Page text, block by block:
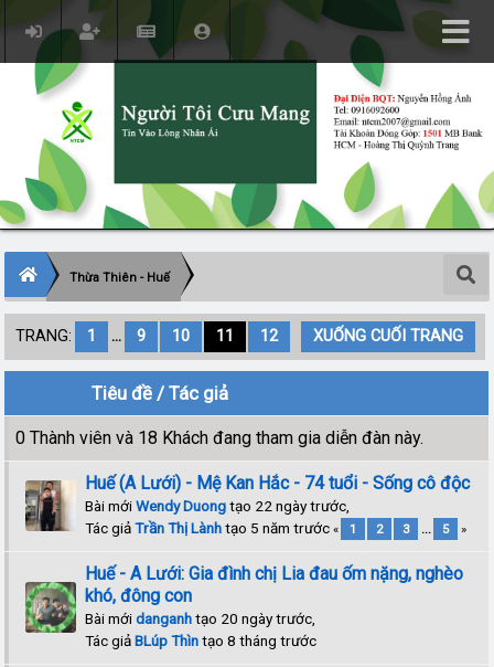
Thừa Thiên - Huế
TRANG: 1 ... 9 10 11 12 XUỐNG CUỐI TRANG
Tiêu đề /Tác giả
0 Thành viên và 18 Khách đang tham gia diễn đàn này.
Huế (A Lưới) - Mệ Kan Hắc - 74 tuổi - Sống cô độc
Bài mớiWendy Duongtạo 22 ngày trước,
Tác giảTrần Thị Lànhtạo 5 năm trước« 1 2 3 ... 5 »
Huế - A Lưới: Gia đình chị Lia đau ốm nặng, nghèo
khó, đông con
Bài mớidanganhtạo 20 ngày trước,
Tác giảBLúp Thìntạo 8 tháng trước